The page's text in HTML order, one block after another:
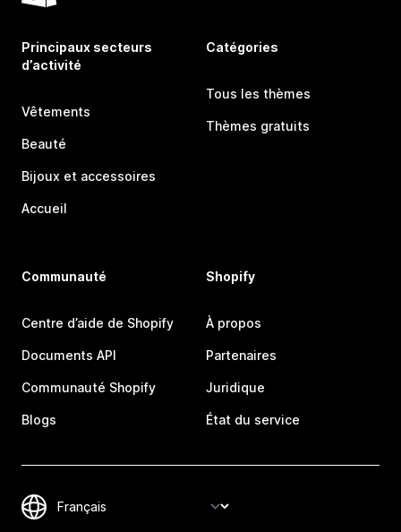
Principaux secteurs
d’activité
Vêtements
Beauté
Bijoux et accessoires
Accueil
Catégories
Tous les thèmes
Thèmes gratuits
Communauté
Centre d’aide de Shopify
Documents API
Communauté Shopify
Blogs
Shopify
À propos
Partenaires
Juridique
État du service